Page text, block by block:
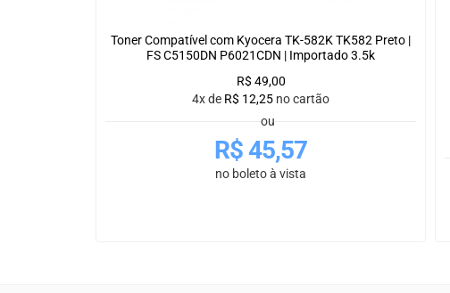
Toner Compatível com Kyocera TK-582K TK582 Preto |
FS C5150DN P6021CDN | Importado 3.5k
R$ 49,00
4x de R$ 12,25 no cartão
ou
R$45,57
no boleto à vista